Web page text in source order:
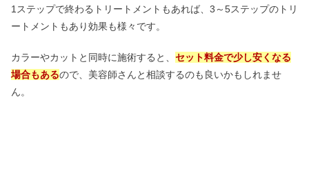
1ステップで終わるトリートメントもあれば、3～5ステップのトリ
ートメントもあり効果も様々です。
カラーやカットと同時に施術すると、 セット料金で少し安くなる
場合もあるので、美容師さんと相談するのも良いかもしれませ
ん。